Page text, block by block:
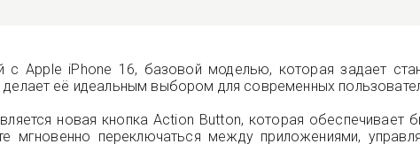
с Apple iPhone 16, базовой моделью, которая задает
делает её идеальным выбором для современных
новая кнопка Action Button, которая
мгновенно переключаться между приложениями,